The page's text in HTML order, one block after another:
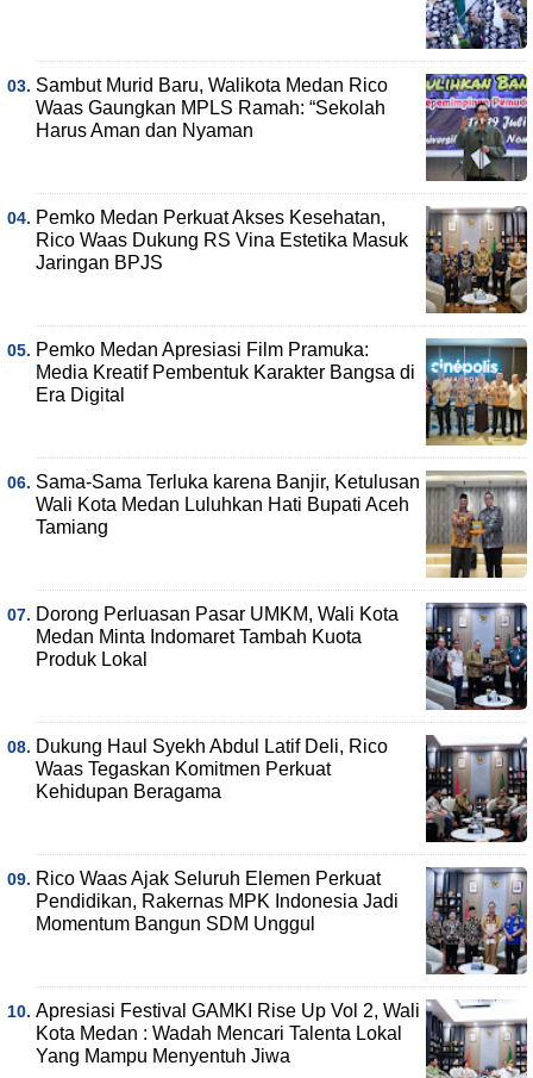
Sambut Murid Baru, Walikota Medan Rico
Waas Gaungkan MPLS Ramah: “Sekolah
Harus Aman dan Nyaman
Pemko Medan Perkuat Akses Kesehatan,
Rico Waas Dukung RS Vina Estetika Masuk
Jaringan BPJS
Pemko Medan Apresiasi Film Pramuka:
Media Kreatif Pembentuk Karakter Bangsa di
Era Digital
Sama-Sama Terluka karena Banjir, Ketulusan
Wali Kota Medan Luluhkan Hati Bupati Aceh
Tamiang
Dorong Perluasan Pasar UMKM, Wali Kota
Medan Minta Indomaret Tambah Kuota
Produk Lokal
Dukung Haul Syekh Abdul Latif Deli, Rico
Waas Tegaskan Komitmen Perkuat
Kehidupan Beragama
Rico Waas Ajak Seluruh Elemen Perkuat
Pendidikan, Rakernas MPK Indonesia Jadi
Momentum Bangun SDM Unggul
Apresiasi Festival GAMKI Rise Up Vol 2, Wali
Kota Medan : Wadah Mencari Talenta Lokal
Yang Mampu Menyentuh Jiwa